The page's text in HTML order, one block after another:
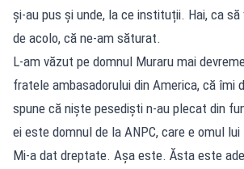
și-au pus și unde, la ce instituții. Hai, ca
de acolo, că ne-am săturat.
L-am văzut pe domnul Muraru mai
fratele ambasadorului din America, că îmi
spune că niște pesediști n-au plecat din
ei este domnul de la ANPC, care e omul lui
Mi-a dat dreptate. Așa este. Ăsta este